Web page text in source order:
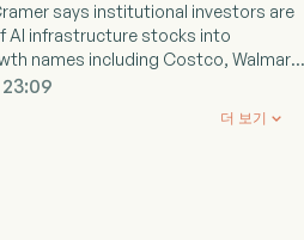
says institutional investors are
AI infrastructure stocks into
names including Costco, Walmart,
and Johnson & Johnson.

더 보기